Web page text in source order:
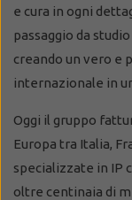
e cura in ogni
passaggio da
creando un vero e
internazionale in
Oggi il gruppo
Europa tra Italia,
specializzate in IP
oltre centinaia di